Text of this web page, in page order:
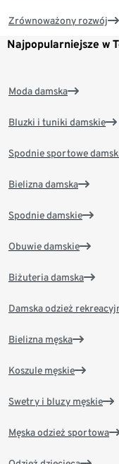
Zrównoważony rozwój
Najpopularniejsze w
Moda damska
Bluzki i tuniki damskie
Spodnie sportowe
Bielizna damska
Spodnie damskie
Obuwie damskie
Biżuteria damska
Damska odzież
Bielizna męska
Koszule męskie
Swetry i bluzy męskie
Męska odzież sportowa